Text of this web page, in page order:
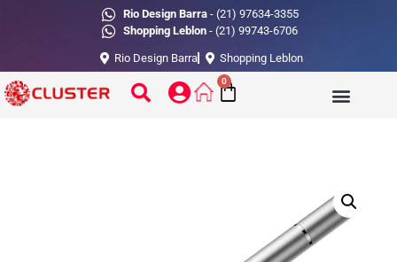
Rio Design Barra- (21) 97634-3355
Shopping Leblon - (21) 99743-6706
Rio Design Barra Shopping Leblon
0